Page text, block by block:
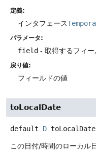
定義:
インタフェース
パラメータ:
field - 取得するフィ
戻り値:
フィールドの値
toLocalDate
default D toLocalDate
この日付/時間のローカル